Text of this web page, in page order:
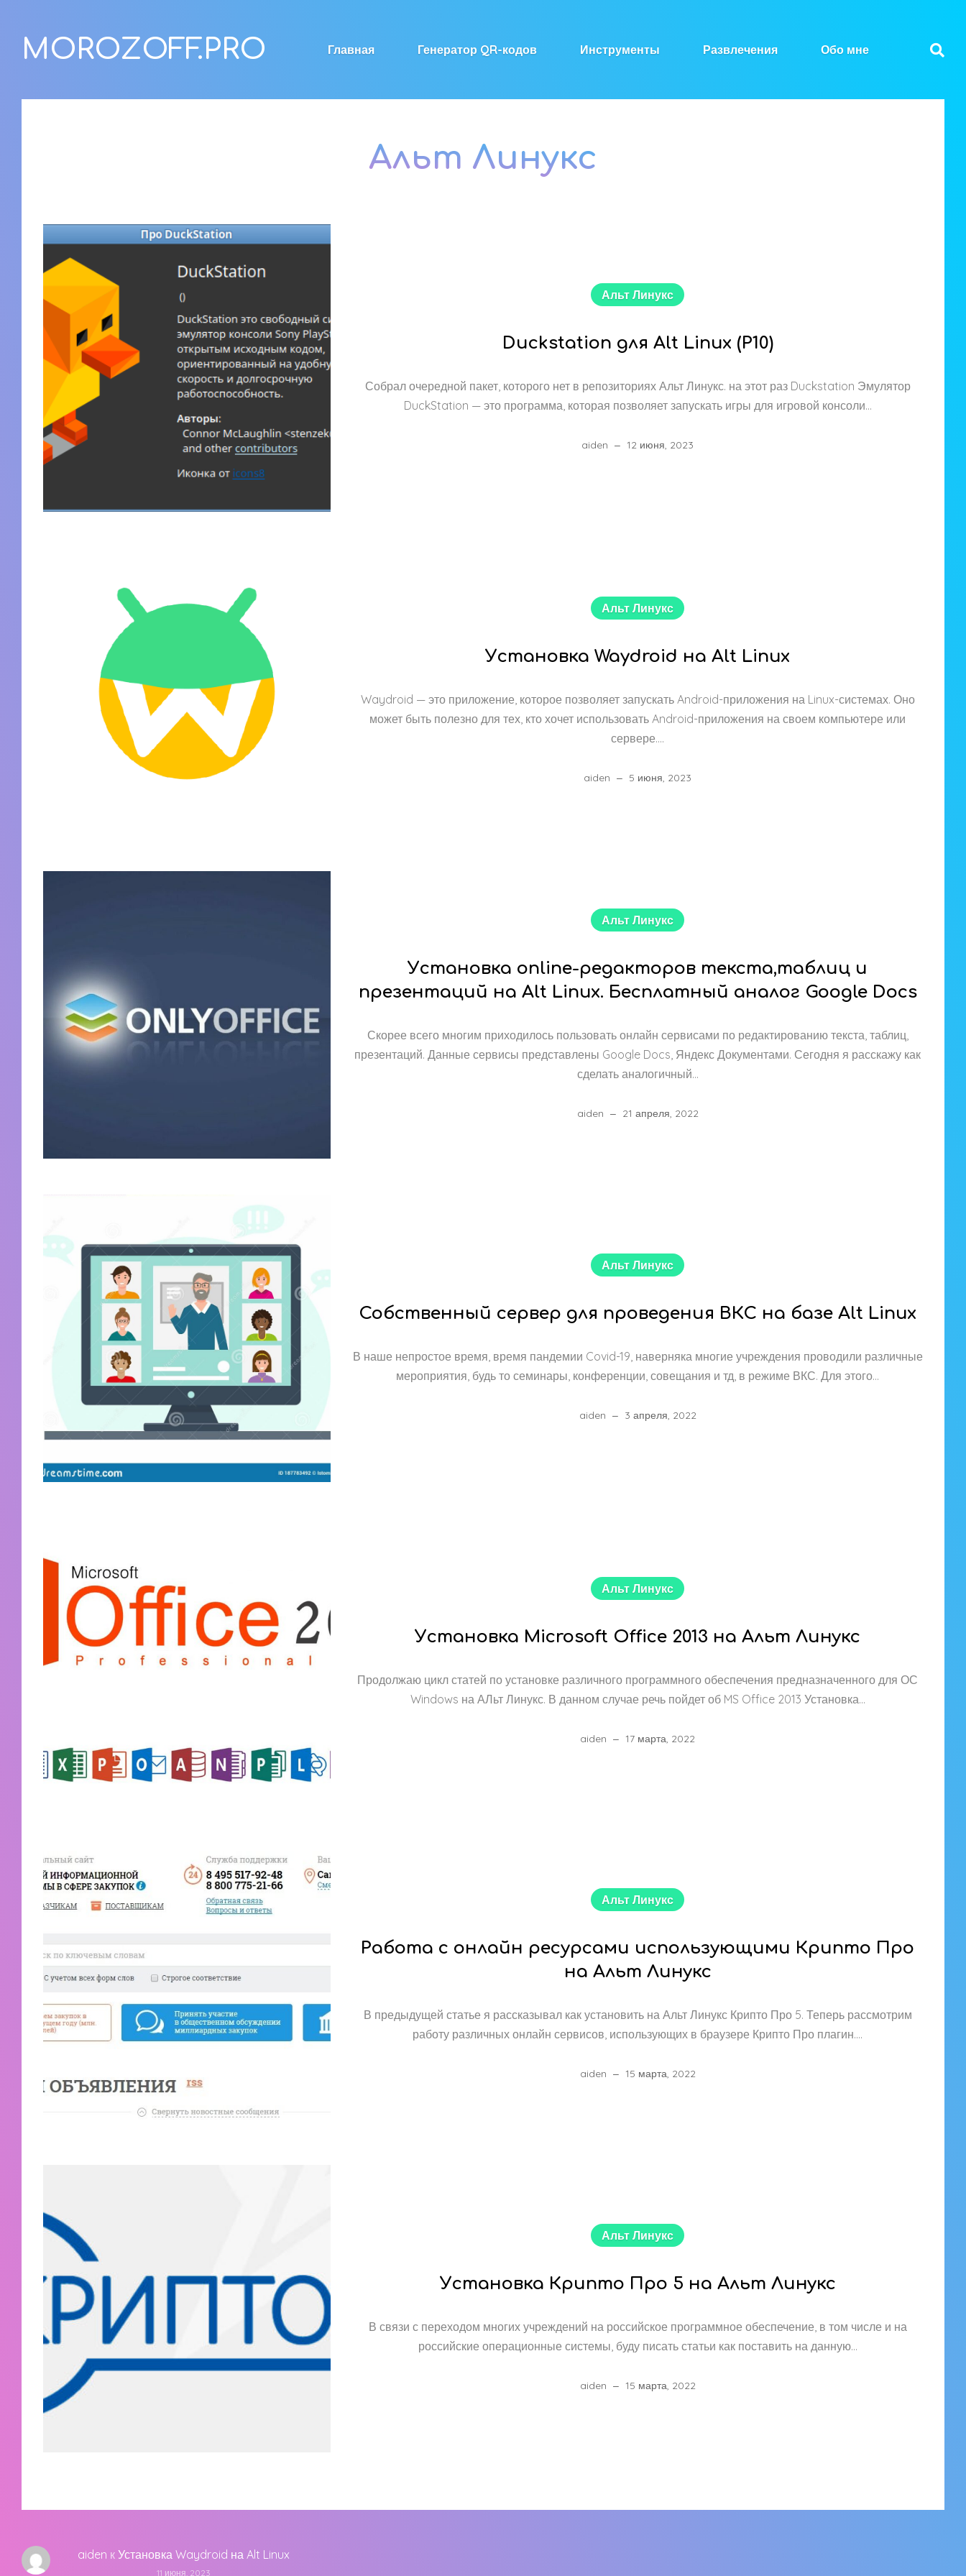
MOROZOFF.PRO Главная Генератор QR-кодов Инструменты Развлечения Обо мне
Альт Линукс
Альт Линукс
Duckstation для Alt Linux (P10)
Собрал очередной пакет, которого нет в репозиториях Альт Линукс. на этот раз Duckstation Эмулятор
DuckStation — это программа, которая позволяет запускать игры для игровой консоли…
aiden 12 июня, 2023
Альт Линукс
Установка Waydroid на Alt Linux
Waydroid — это приложение, которое позволяет запускать Android-приложения на Linux-системах. Оно
может быть полезно для тех, кто хочет использовать Android-приложения на своем компьютере или
сервере….
aiden 5 июня, 2023
Альт Линукс
Установка online-редакторов текста,таблиц и
презентаций на Alt Linux. Бесплатный аналог Google Docs
Скорее всего многим приходилось пользовать онлайн сервисами по редактированию текста, таблиц,
презентаций. Данные сервисы представлены Google Docs, Яндекс Документами. Сегодня я расскажу как
сделать аналогичный…
aiden 21 апреля, 2022
Альт Линукс
Собственный сервер для проведения ВКС на базе Alt Linux
В наше непростое время, время пандемии Covid-19, наверняка многие учреждения проводили различные
мероприятия, будь то семинары, конференции, совещания и тд, в режиме ВКС. Для этого…
aiden 3 апреля, 2022
Альт Линукс
Установка Microsoft Office 2013 на Альт Линукс
Продолжаю цикл статей по установке различного программного обеспечения предназначенного для ОС
Windows на АЛьт Линукс. В данном случае речь пойдет об MS Office 2013 Установка…
aiden 17 марта, 2022
Альт Линукс
Работа с онлайн ресурсами использующими Крипто Про
на Альт Линукс
В предыдущей статье я рассказывал как установить на Альт Линукс Крипто Про 5. Теперь рассмотрим
работу различных онлайн сервисов, использующих в браузере Крипто Про плагин….
aiden 15 марта, 2022
Альт Линукс
Установка Крипто Про 5 на Альт Линукс
В связи с переходом многих учреждений на российское программное обеспечение, в том числе и на
российские операционные системы, буду писать статьи как поставить на данную…
aiden 15 марта, 2022
aiden к Установка Waydroid на Alt Linux
11 июня, 2023